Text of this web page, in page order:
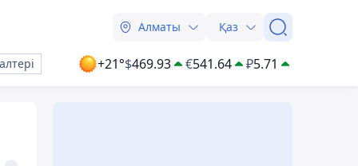
Алматы Қаз
+21°$469.93 €541.64 ₽5.71